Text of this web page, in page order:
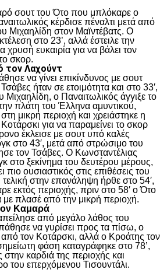
σουτ του Ότο που μπλόκαρε ο
κέρδισε πέναλτι μετά από
Μιχαηλίδη στον Μαϊντέβατς. Ο
στο 23’, αλλά έστειλε την
χρυσή ευκαιρία για να βάλει τον
σκορ.
τον Λαχούντ
να γίνει επικίνδυνος με σουτ
ήταν σε ετοιμότητα και στο 33′,
Μιχαηλίδη, ο Παναιτωλικός άγγιξε το
πλάτη του Έλληνα αμυντικού,
μικρή περιοχή και χρειάστηκε η
για να παραμείνει το σκορ
έκλεισε με σουτ υπό καλές
στο 43′, μετά από στρώσιμο του
τον Τσάβες. Ο Κωνσταντέλιας
στο ξεκίνημα του δευτέρου μέρους,
ουσιαστικός στις επιθέσεις του
στην επανάληψη ήρθε στο 54′,
εκτός περιοχής, πριν στο 58′ ο Ότο
με πλασέ από την μικρή περιοχή.
Καμαρά
από μεγάλο λάθος του
να γυρίσει προς τα πίσω, ο
τον Κοτάρσκι, αλλά ο Κροάτης τον
φάση καταγράφηκε στο 78’,
στην καρδιά της περιοχής και
του επερχόμενου Τισουντάλι.